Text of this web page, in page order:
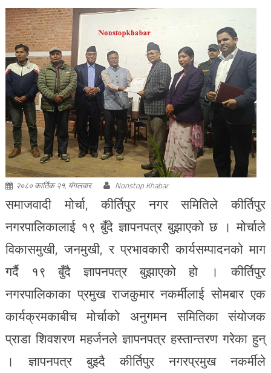
२०८० कार्तिक २१, मंगलवार Nonstop Khabar
समाजवादी मोर्चा, कीर्तिपुर नगर समितिले कीर्तिपुर
नगरपालिकालाई १९ बुँदे ज्ञापनपत्र बुझाएको छ । मोर्चाले
विकासमुखी, जनमुखी, र प्रभावकारीे कार्यसम्पादनको माग
गर्दै १९ बुँदै ज्ञापनपत्र बुझाएको हो । कीर्तिपुर
नगरपालिकाका प्रमुख राजकुमार नकर्मीलाई सोमबार एक
कार्यक्रमकाबीच मोर्चाको अनुगमन समितिका संयोजक
प्राडा शिवशरण महर्जनले ज्ञापनपत्र हस्तान्तरण गरेका हुन्
। ज्ञापनपत्र बुझ्दै कीर्तिपुर नगरप्रमुख नकर्मीले